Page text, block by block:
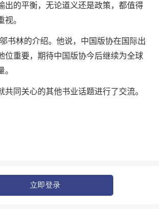
出的平衡，无论道义还是政策，都值得
视。
书林的介绍。他说，中国版协在国际出
位重要，期待中国版协今后继续为全球
共同关心的其他书业话题进行了交流。
立即登录